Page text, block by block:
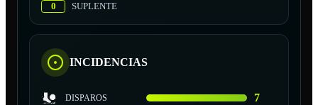
0
SUPLENTE
INCIDENCIAS
DISPAROS 7